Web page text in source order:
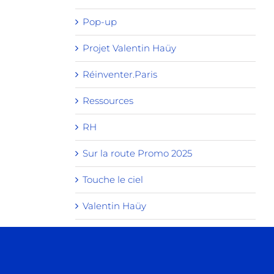
Pop-up
Projet Valentin Haüy
Réinventer.Paris
Ressources
RH
Sur la route Promo 2025
Touche le ciel
Valentin Haüy